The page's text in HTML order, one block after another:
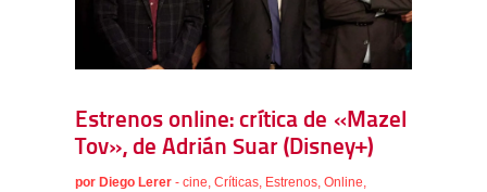
Estrenos online: crítica de «Mazel
Tov», de Adrián Suar (Disney+)
por Diego Lerer - cine, Críticas, Estrenos, Online,